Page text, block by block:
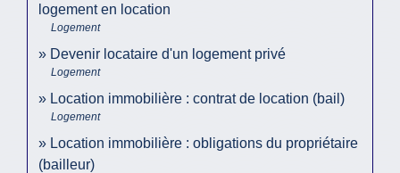
logement en location
Logement
Devenir locataire d'un logement privé
Logement
Location immobilière : contrat de location (bail)
Logement
Location immobilière : obligations du propriétaire
(bailleur)